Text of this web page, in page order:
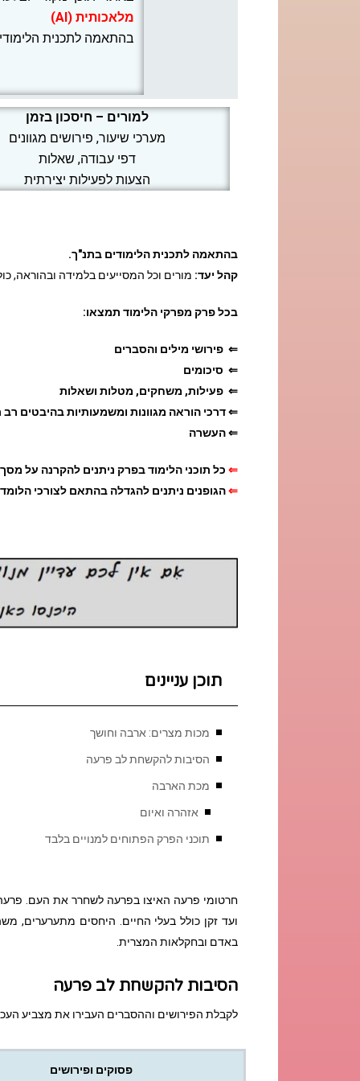
מלאכותית (AI)
בהתאמה לתכנית
למורים – חיסכון בזמן
מערכי שיעור, פירושים מגוונים
דפי עבודה, שאלות
הצעות לפעילות יצירתית
בהתאמה לתכנית הלימודים בתנ"ך.
קהל יעד: מורים וכל המסייעים בלמידה ובהוראה,
בכל פרק מפרקי הלימוד תמצאו:
⇐ פירושי מילים והסברים
⇐ סיכומים
⇐ פעילות, משחקים, מטלות ושאלות
⇐ דרכי הוראה מגוונות ומשמעותיות בהיבטים
⇐ העשרה
⇐ כל תוכני הלימוד בפרק ניתנים להקרנה על
⇐הגופנים ניתנים להגדלה בהתאם לצורכי
תוכן עניינים
מכות מצרים: ארבה וחושך
הסיבות להקשחת לב פרעה
מכת הארבה
אזהרה ואיום
תוכני הפרק הפתוחים למנויים בלבד
חרטומי פרעה האיצו בפרעה לשחרר את העם.
ועד זקן כולל בעלי החיים. היחסים
באדם ובחקלאות המצרית.
הסיבות להקשחת לב פרעה
לקבלת הפירושים וההסברים העבירו את מצביע
פסוקים ופירושים